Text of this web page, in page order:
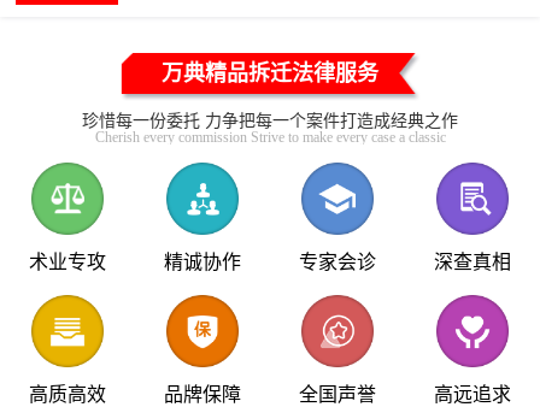
万典精品拆迁法律服务
珍惜每一份委托 力争把每一个案件打造成经典之作
Cherish every commission Strive to make every case a classic
术业专攻 精诚协作 专家会诊 深查真相
高质高效 品牌保障 全国声誉 高远追求